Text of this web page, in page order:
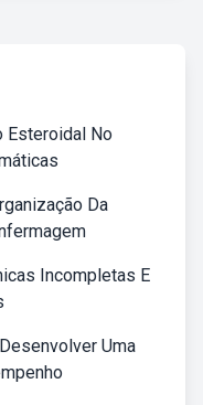
Esteroidal No
Da
Incompletas E
Uma